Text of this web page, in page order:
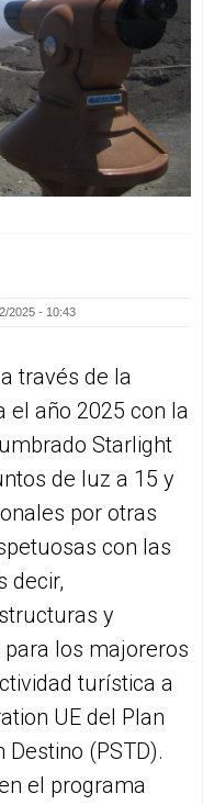
2025 - 10:43
través de la
el año 2025 con la
Starlight
de luz a 15 y
por otras
con las
decir,
y
los majoreros
turística a
UE del Plan
(PSTD).
el programa